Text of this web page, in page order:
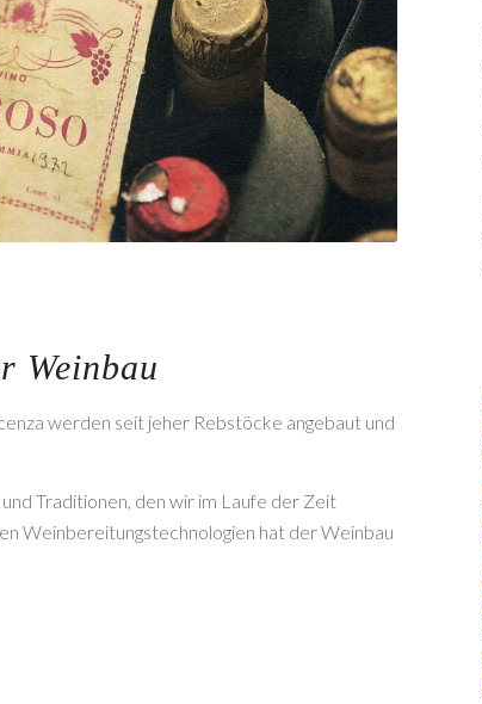
Weinbau
werden seit jeher Rebstöcke angebaut und
Traditionen, den wir im Laufe der Zeit
Weinbereitungstechnologien hat der Weinbau